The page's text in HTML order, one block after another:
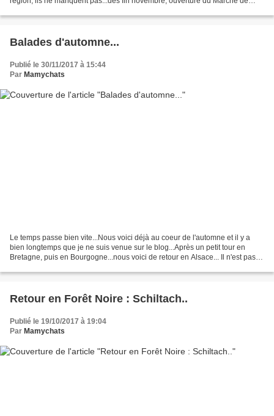
Balades d'automne...
Publié le 30/11/2017 à 15:44
Par Mamychats
Le temps passe bien vite...Nous voici déjà au coeur de l'automne et il y a
bien longtemps que je ne suis venue sur le blog...Après un petit tour en
Bretagne, puis en Bourgogne...nous voici de retour en Alsace... Il n'est pas
Retour en Forêt Noire : Schiltach..
Publié le 19/10/2017 à 19:04
Par Mamychats